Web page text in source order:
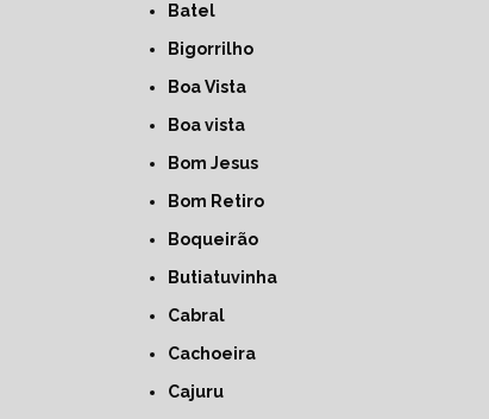
Batel
Bigorrilho
Boa Vista
Boa vista
Bom Jesus
Bom Retiro
Boqueirão
Butiatuvinha
Cabral
Cachoeira
Cajuru